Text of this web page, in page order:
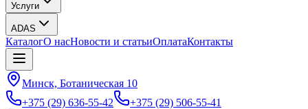
Услуги
ADAS
КаталогО насНовости и статьиОплатаКонтакты
Минск, Ботаническая 10
+375 (29) 636-55-42
+375 (29) 506-55-41